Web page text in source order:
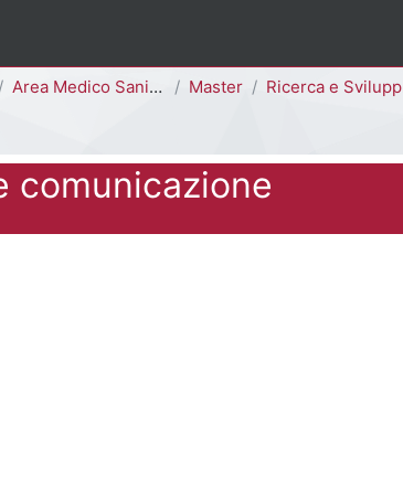
Area Medico Sanitaria Master Ricerca e Sviluppo Preclinico e Clinico dei Farmaci
comunicazione